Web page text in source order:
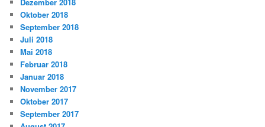
Dezember 2018
Oktober 2018
September 2018
Juli 2018
Mai 2018
Februar 2018
Januar 2018
November 2017
Oktober 2017
September 2017